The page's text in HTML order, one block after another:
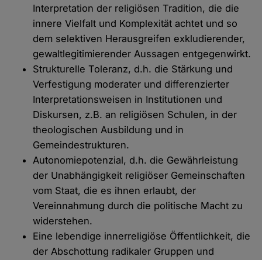
Interpretation der religiösen Tradition, die die
innere Vielfalt und Komplexität achtet und so
dem selektiven Herausgreifen exkludierender,
gewaltlegitimierender Aussagen entgegenwirkt.
Strukturelle Toleranz, d.h. die Stärkung und
Verfestigung moderater und differenzierter
Interpretationsweisen in Institutionen und
Diskursen, z.B. an religiösen Schulen, in der
theologischen Ausbildung und in
Gemeindestrukturen.
Autonomiepotenzial, d.h. die Gewährleistung
der Unabhängigkeit religiöser Gemeinschaften
vom Staat, die es ihnen erlaubt, der
Vereinnahmung durch die politische Macht zu
widerstehen.
Eine lebendige innerreligiöse Öffentlichkeit, die
der Abschottung radikaler Gruppen und